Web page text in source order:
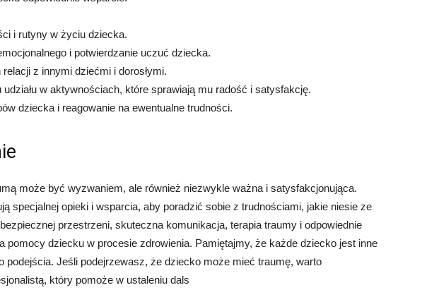
i rutyny w życiu dziecka.
i potwierdzanie uczuć dziecka.
z innymi dziećmi i dorosłymi.
w aktywnościach, które sprawiają mu radość i satysfakcję.
dziecka i reagowanie na ewentualne trudności.
może być wyzwaniem, ale również niezwykle ważna i satysfakcjonująca.
specjalnej opieki i wsparcia, aby poradzić sobie z trudnościami, jakie niesie ze
przestrzeni, skuteczna komunikacja, terapia traumy i odpowiednie
pomocy dziecku w procesie zdrowienia. Pamiętajmy, że każde dziecko jest inne
podejścia. Jeśli podejrzewasz, że dziecko może mieć traumę, warto
który pomoże w ustaleniu dals